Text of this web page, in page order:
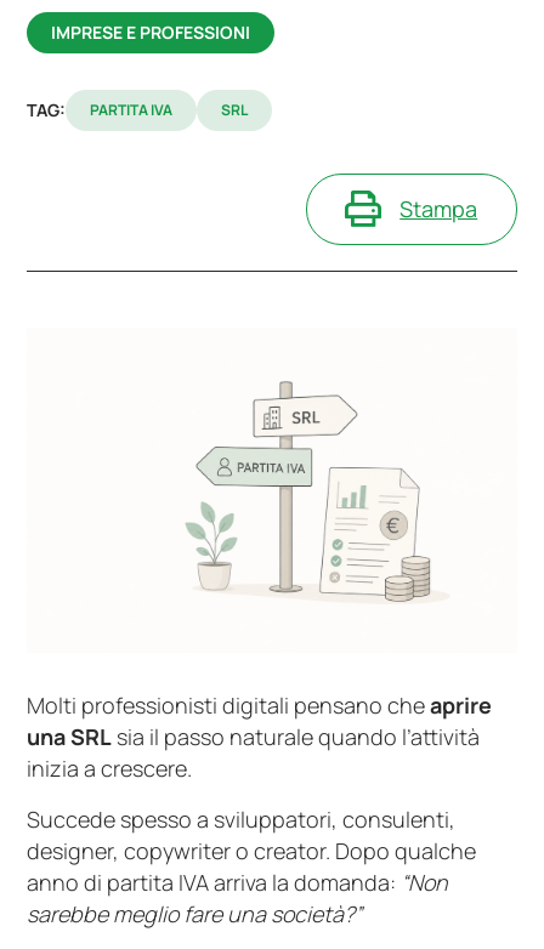
IMPRESE E PROFESSIONI
TAG: PARTITA IVA SRL
Stampa
Molti professionisti digitali pensano cheaprire
una SRL sia il passo naturale quando l’attività
inizia a crescere.
Succede spesso a sviluppatori, consulenti,
designer, copywriter o creator. Dopo qualche
anno di partita IVA arriva la domanda: “Non
sarebbe meglio fare una società?”